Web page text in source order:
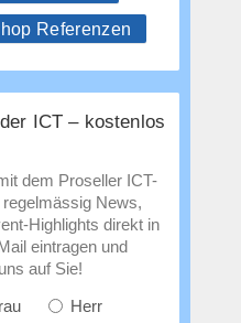
Referenzen
ICT – kostenlos
dem Proseller ICT-
News,
Highlights direkt in
eintragen und
auf Sie!
Herr